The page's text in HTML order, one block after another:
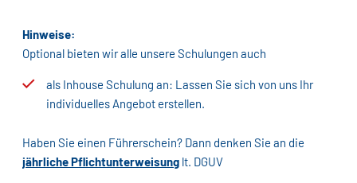
Hinweise:
Optional bieten wir alle unsere Schulungen auch
als Inhouse Schulung an: Lassen Sie sich von uns Ihr
individuelles Angebot erstellen.
Haben Sie einen Führerschein? Dann denken Sie an die
jährliche Pflichtunterweisunglt. DGUV